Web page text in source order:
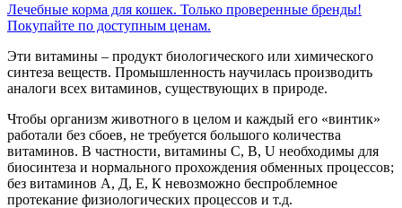
Лечебные корма для кошек. Только проверенные бренды!
Покупайте по доступным ценам.
Эти витамины – продукт биологического или химического
синтеза веществ. Промышленность научилась производить
аналоги всех витаминов, существующих в природе.
Чтобы организм животного в целом и каждый его «винтик»
работали без сбоев, не требуется большого количества
витаминов. В частности, витамины С, В, U необходимы для
биосинтеза и нормального прохождения обменных процессов;
без витаминов А, Д, Е, К невозможно беспроблемное
протекание физиологических процессов и т.д.